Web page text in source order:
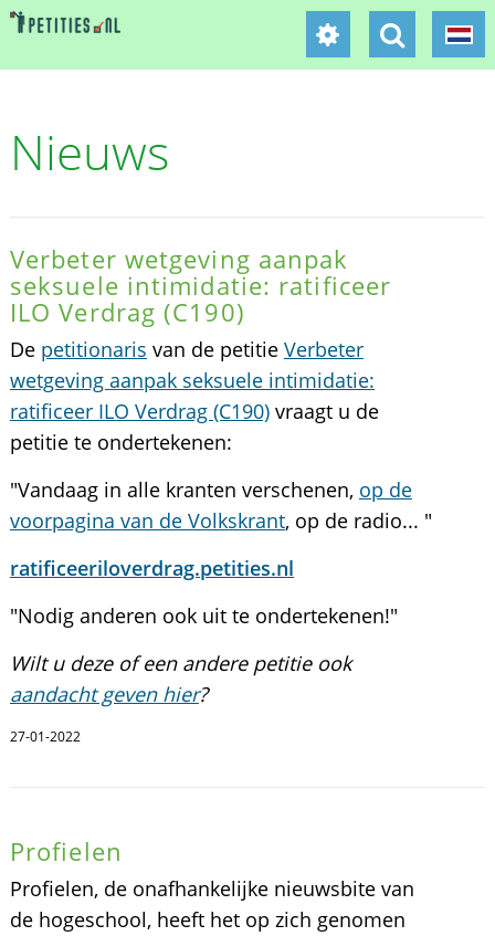
Nieuws
Verbeter wetgeving aanpak
seksuele intimidatie: ratificeer
ILO Verdrag (C190)
De petitionaris van de petitie Verbeter
wetgeving aanpak seksuele intimidatie:
ratificeer ILO Verdrag (C190)vraagt u de
petitie te ondertekenen:
"Vandaag in alle kranten verschenen, op de
voorpagina van de Volkskrant, op de radio... "
ratificeeriloverdrag.petities.nl
"Nodig anderen ook uit te ondertekenen!"
Wilt u deze of een andere petitie ook
aandacht geven hier?
27-01-2022
Profielen
Profielen, de onafhankelijke nieuwsbite van
de hogeschool, heeft het op zich genomen